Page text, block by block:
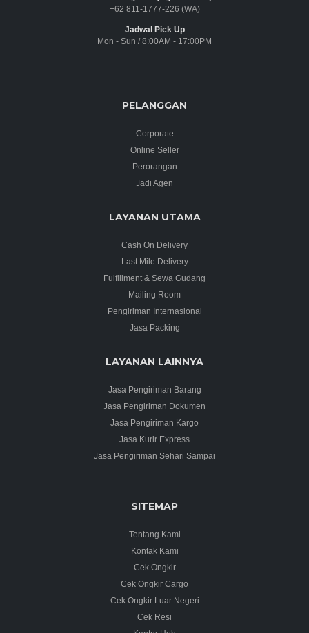
+62 811-1777-226 (WA)
Jadwal Pick Up
Mon - Sun / 8:00AM - 17:00PM
PELANGGAN
Corporate
Online Seller
Perorangan
Jadi Agen
LAYANAN UTAMA
Cash On Delivery
Last Mile Delivery
Fulfillment & Sewa Gudang
Mailing Room
Pengiriman Internasional
Jasa Packing
LAYANAN LAINNYA
Jasa Pengiriman Barang
Jasa Pengiriman Dokumen
Jasa Pengiriman Kargo
Jasa Kurir Express
Jasa Pengiriman Sehari Sampai
SITEMAP
Tentang Kami
Kontak Kami
Cek Ongkir
Cek Ongkir Cargo
Cek Ongkir Luar Negeri
Cek Resi